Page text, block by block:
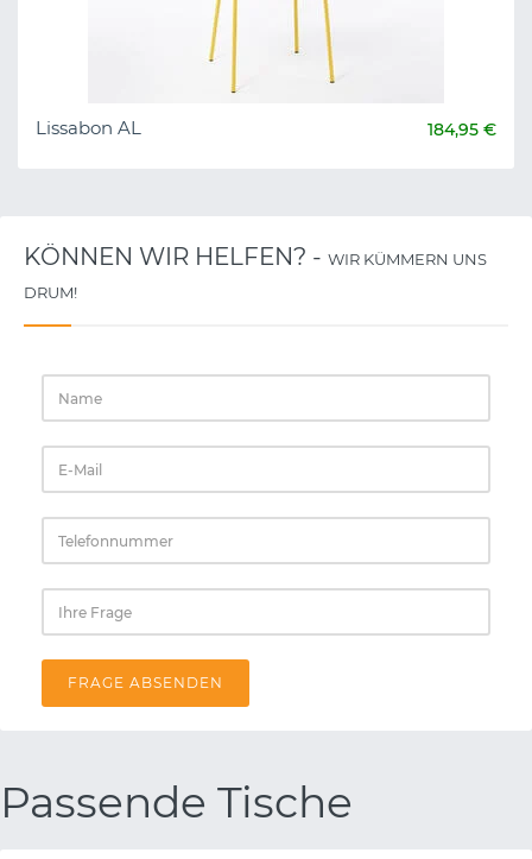
Lissabon AL 184,95 €
KÖNNEN WIR HELFEN? - WIR KÜMMERN UNS
DRUM!
FRAGE ABSENDEN
Passende Tische